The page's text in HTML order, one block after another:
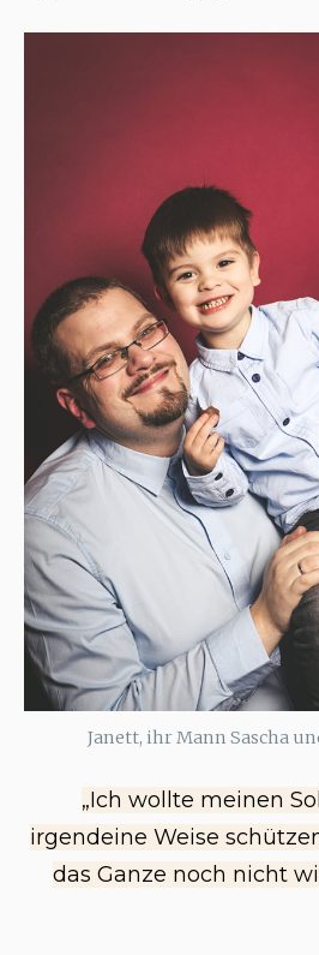
Janett, ihr Mann Sascha
„Ich wollte meinen
irgendeine Weise
das Ganze noch nicht